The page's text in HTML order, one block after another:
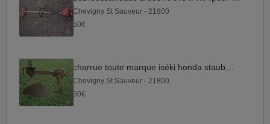
Chevigny St Sauveur - 21800
50€
Chevigny St Sauveur - 21800
60€